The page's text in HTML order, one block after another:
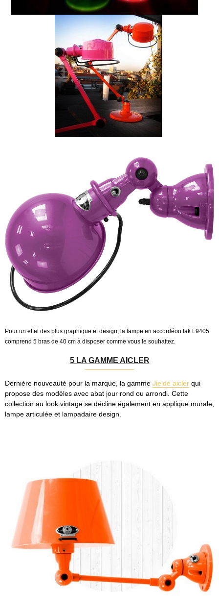
Pour un effet des plus graphique et design, la lampe en accordéon lak L9405
comprend 5 bras de 40 cm à disposer comme vous le souhaitez.
5 LA GAMME AICLER
Dernière nouveauté pour la marque, la gamme Jieldé aicler qui
propose des modèles avec abat jour rond ou arrondi. Cette
collection au look vintage se décline également en applique murale,
lampe articulée et lampadaire design.